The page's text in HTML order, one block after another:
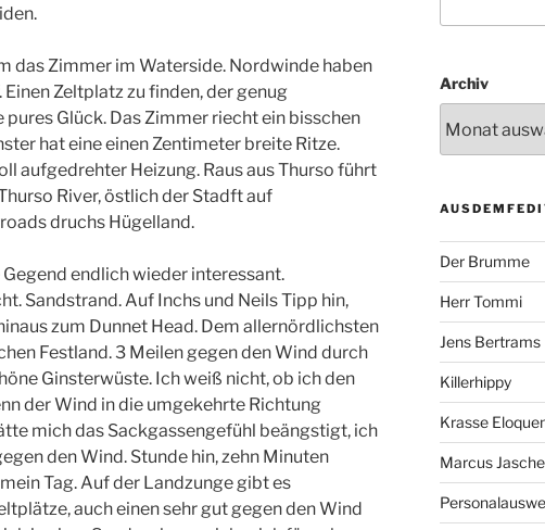
das Zimmer im Waterside. Nordwinde haben
Zeltplatz zu finden, der genug
Glück. Das Zimmer riecht ein bisschen
hat eine einen Zentimeter breite Ritze.
aufgedrehter Heizung. Raus aus Thurso führt
River, östlich der Stadft auf
druchs Hügelland.
endlich wieder interessant.
Sandstrand. Auf Inchs und Neils Tipp hin,
zum Dunnet Head. Dem allernördlichsten
Festland. 3 Meilen gegen den Wind durch
Ginsterwüste. Ich weiß nicht, ob ich den
der Wind in die umgekehrte Richtung
mich das Sackgassengefühl beängstigt, ich
den Wind. Stunde hin, zehn Minuten
Tag. Auf der Landzunge gibt es
auch einen sehr gut gegen den Wind
Archiv
Der Brumme
Herr Tommi
Jens Bertrams
Killerhippy
Krasse
Marcus